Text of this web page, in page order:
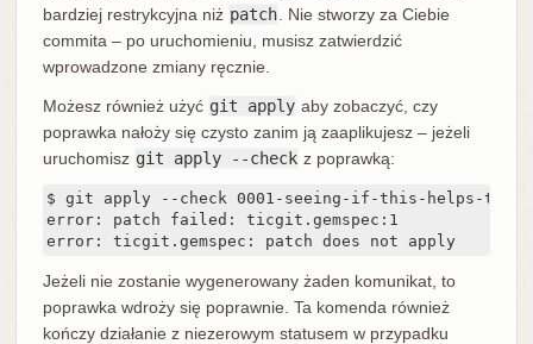
bardziej restrykcyjna niż patch . Nie stworzy za Ciebie
commita – po uruchomieniu, musisz zatwierdzić
wprowadzone zmiany ręcznie.
Możesz również użyć git apply aby zobaczyć, czy
poprawka nałoży się czysto zanim ją zaaplikujesz – jeżeli
uruchomisz git apply --check z poprawką:
$ git apply --check 0001-seeing-if-this-helps-the-
error: patch failed: ticgit.gemspec:1
error: ticgit.gemspec: patch does not apply
Jeżeli nie zostanie wygenerowany żaden komunikat, to
poprawka wdroży się poprawnie. Ta komenda również
kończy działanie z niezerowym statusem w przypadku